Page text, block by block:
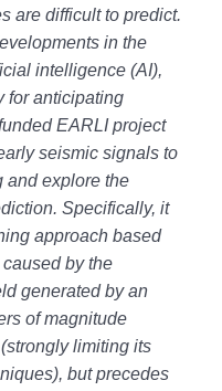
are difficult to predict.
in the
intelligence (AI),
for anticipating
EARLI project
seismic signals to
and explore the
Specifically, it
approach based
by the
generated by an
of magnitude
limiting its
but precedes